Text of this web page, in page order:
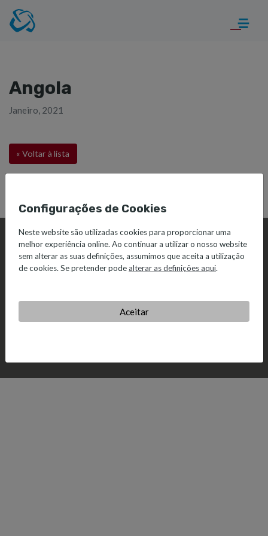
Angola
Janeiro, 2021
« Voltar à lista
Configurações de Cookies
Neste website são utilizadas cookies para proporcionar uma
melhor experiência online. Ao continuar a utilizar o nosso website
sem alterar as suas definições, assumimos que aceita a utilização
de cookies. Se pretender podealterar as definições aqui.
Aceitar